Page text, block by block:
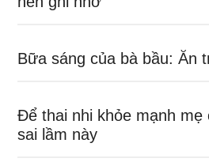
Bữa sáng của bà bầu: Ăn
Để thai nhi khỏe mạnh mẹ
sai lầm này